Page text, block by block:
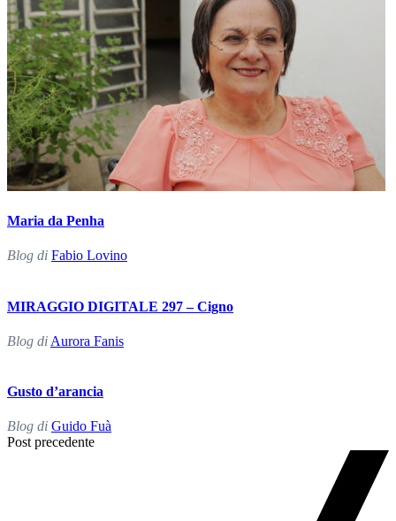
Maria da Penha
Blog di Fabio Lovino
MIRAGGIO DIGITALE 297 – Cigno
Blog di Aurora Fanis
Gusto d’arancia
Blog di Guido Fuà
Post
Post precedente